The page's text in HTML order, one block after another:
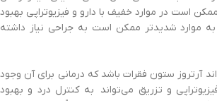
است در موارد خفیف با دارو و فیزیوتراپی بهبود
به موارد شدیدتر ممکن است به جراحی نیاز داشته
آرتروز ستون فقرات باشد که درمانی برای آن وجود
فیزیوتراپی و تزریق می‌تواند به کنترل درد و بهبود